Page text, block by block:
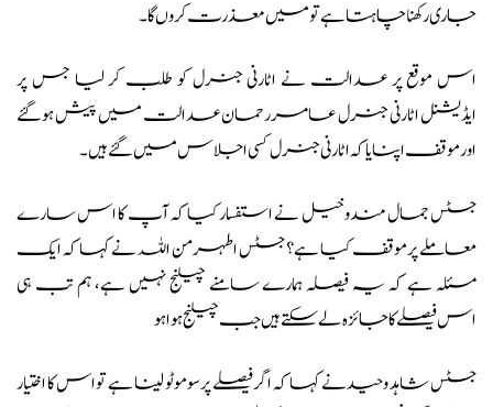
جاری رکھنا چاہتا ہے تو میں معذرت کروں گا۔
اس موقع پر عدالت نے اٹارنی جنرل کو طلب کر لیا جس پر
ایڈیشنل اٹارنی جنرل عامر رحمان عدالت میں پیش ہوگئے
اور موقف اپنایا کہ اٹارنی جنرل کسی اجلاس میں گئے ہیں۔
جسٹس جمال مندوخیل نے استفسار کیا کہ آپ کا اس سارے
معاملے پرموقف کیا ہے؟ جسٹس اطہر من اللہ نے کہا کہ ایک
مسئلہ ہے کہ یہ فیصلہ ہمارے سامنے چیلنج نہیں ہے، ہم تب ہی
اس فیصلے کا جائزہ لے سکتے ہیں جب چیلنج ہوا ہو
جسٹس شاہد وحید نے کہا کہ اگر فیصلے پرسوموٹو لینا ہے تو اس کا اختیار